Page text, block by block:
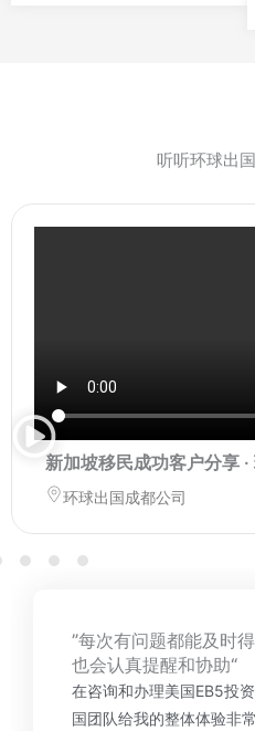
听听环球出
新加坡移民成功客户分享
环球出国成都公司
”每次有问题都能及时
也会认真提醒和协助“
在咨询和办理美国EB5投
国团队给我的整体体验非